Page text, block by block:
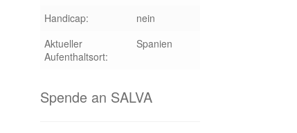
Handicap:
nein
Aktueller
Aufenthaltsort:
Spanien
Spende an SALVA